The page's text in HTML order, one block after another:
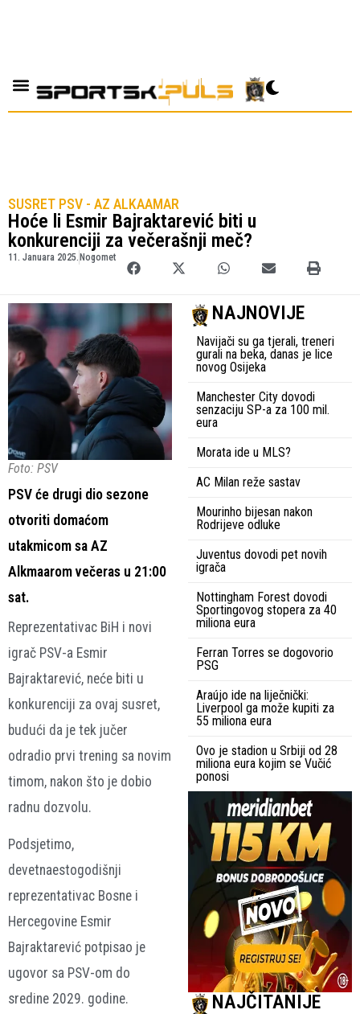
SUSRET PSV - AZ ALKAAMAR
Hoće li Esmir Bajraktarević biti u
konkurenciji za večerašnji meč?
11. Januara 2025.Nogomet
Foto: PSV
PSV će drugi dio sezone
otvoriti domaćom
utakmicom sa AZ
Alkmaarom večeras u 21:00
sat.
Reprezentativac BiH i novi
igrač PSV-a Esmir
Bajraktarević, neće biti u
konkurenciji za ovaj susret,
budući da je tek jučer
odradio prvi trening sa novim
timom, nakon što je dobio
radnu dozvolu.
Podsjetimo,
devetnaestogodišnji
reprezentativac Bosne i
Hercegovine Esmir
Bajraktarević potpisao je
ugovor sa PSV-om do
sredine 2029. godine.
NAJNOVIJE
Navijači su ga tjerali, treneri
gurali na beka, danas je lice
novog Osijeka
Manchester City dovodi
senzaciju SP-a za 100 mil.
eura
Morata ide u MLS?
AC Milan reže sastav
Mourinho bijesan nakon
Rodrijeve odluke
Juventus dovodi pet novih
igrača
Nottingham Forest dovodi
Sportingovog stopera za 40
miliona eura
Ferran Torres se dogovorio
PSG
Araújo ide na liječnički:
Liverpool ga može kupiti za
55 miliona eura
Ovo je stadion u Srbiji od 28
miliona eura kojim se Vučić
ponosi
NAJČITANIJE